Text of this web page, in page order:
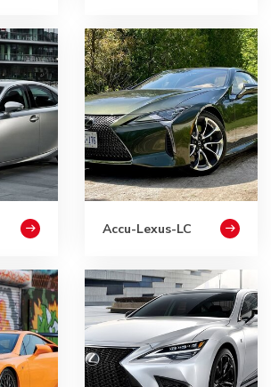
Accu-Lexus-LC